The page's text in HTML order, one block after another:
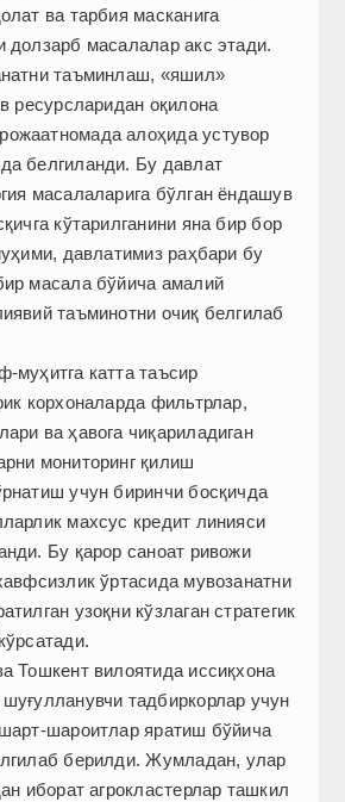
ва тарбия масканига
долзарб масалалар акс этади.
таъминлаш, «яшил»
ресурсларидан оқилона
алоҳида устувор
белгиланди. Бу давлат
масалаларига бўлган ёндашув
кўтарилганини яна бир бор
давлатимиз раҳбари бу
масала бўйича амалий
таъминотни очиқ белгилаб
катта таъсир
корхоналарда фильтрлар,
ва ҳавога чиқариладиган
мониторинг қилиш
учун биринчи босқичда
махсус кредит линияси
Бу қарор саноат ривожи
ўртасида мувозанатни
узоқни кўзлаган стратегик
Тошкент вилоятида иссиқхона
тадбиркорлар учун
шароитлар яратиш бўйича
берилди. Жумладан, улар
иборат агрокластерлар ташкил